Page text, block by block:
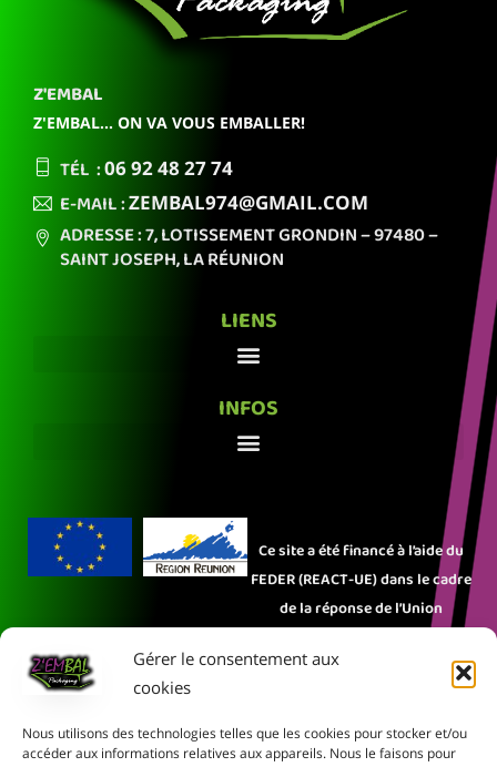
Gérer le consentement aux
cookies
Nous utilisons des technologies telles que les cookies pour stocker et/ou
accéder aux informations relatives aux appareils. Nous le faisons pour
Z'EMBAL
Z'EMBAL... ON VA VOUS EMBALLER!
TÉL :06 9248 27 74
E-MAIL :ZEMBAL974@GMAIL.COM
ADRESSE : 7, LOTISSEMENT GRONDIN– 97480 –
SAINT JOSEPH,LA RÉUNION
LIENS
INFOS
Ce site a été financé à l’aide du
FEDER (REACT-UE) dans le cadre
de la réponse de l’Union
COVID-19. L’Europe s’engage à La
Rejoignez-nous sur les réseaux sociaux :